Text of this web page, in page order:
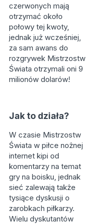
czerwonych mają
otrzymać około
połowy tej kwoty,
jednak już wcześniej,
za sam awans do
rozgrywek Mistrzostw
Świata otrzymali oni 9
milionów dolarów!
Jak to działa?
W czasie Mistrzostw
Świata w piłce nożnej
internet kipi od
komentarzy na temat
gry na boisku, jednak
sieć zalewają także
tysiące dyskusji o
zarobkach piłkarzy.
Wielu dyskutantów